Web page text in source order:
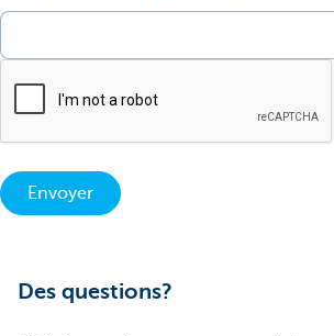
Envoyer
Des questions?